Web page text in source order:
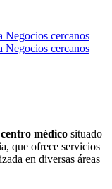
Negocios cercanos
Negocios cercanos
centro médico situado
que ofrece servicios
en diversas áreas